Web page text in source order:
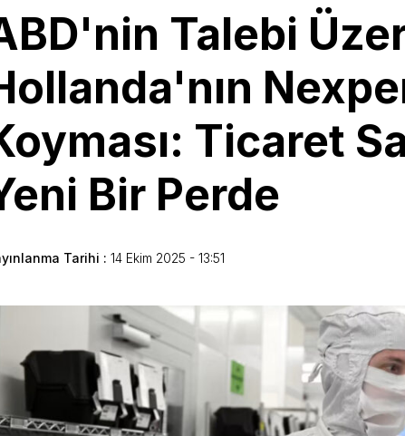
Talebi
Ticaret
Bir Perde
Tarihi : 14 Ekim 2025 - 13:51